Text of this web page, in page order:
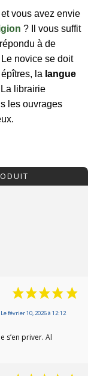
vous avez envie
? Il vous suffit
à de
novice se doit
la langue
La librairie
les ouvrages
février 10, 2026 à 12:12
s’en priver. Al